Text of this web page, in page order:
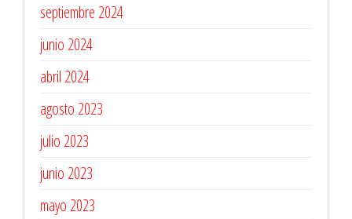
septiembre 2024
junio 2024
abril 2024
agosto 2023
julio 2023
junio 2023
mayo 2023